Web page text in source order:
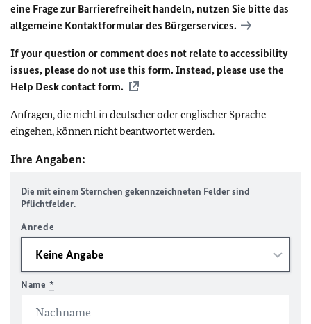
eine Frage zur Barrierefreiheit handeln, nutzen Sie bitte das
allgemeine Kontaktformular des Bürgerservices.
If your question or comment does not relate to accessibility
issues, please do not use this form. Instead, please use the
Help Desk contact form.
Anfragen, die nicht in deutscher oder englischer Sprache
eingehen, können nicht beantwortet werden.
Ihre Angaben:
Die mit einem Sternchen gekennzeichneten Felder sind
Pflichtfelder.
Anrede
Name *